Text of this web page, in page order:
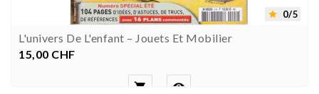
 0/5
L'univers De L'enfant – Jouets Et Mobilier
Prix
15,00 CHF
 